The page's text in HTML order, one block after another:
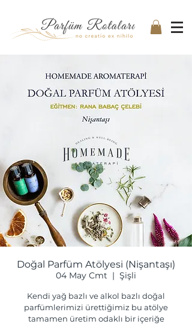
Doğal Parfüm Atölyesi (Nişantaşı)
04 May Cmt
  |
Şişli
Kendi yağ bazlı ve alkol bazlı doğal
parfümlerimizi ürettiğimiz bu atölye
tamamen üretim odaklı bir içeriğe